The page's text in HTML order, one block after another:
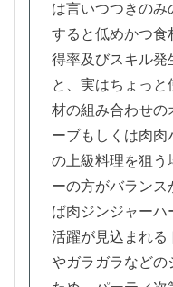
は言いつつきのみ
すると低めかつ食
得率及びスキル発
と、実はちょっ
材の組み合わせの
ーブもしくは肉
の上級料理を狙う
ーの方がバラン
ば肉ジンジャー
活躍が見込まれる
やガラガラなどの